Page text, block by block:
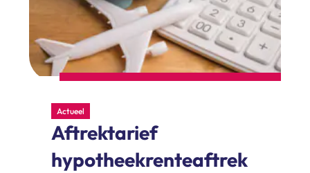
Actueel
Aftrektarief
hypotheekrenteaftrek